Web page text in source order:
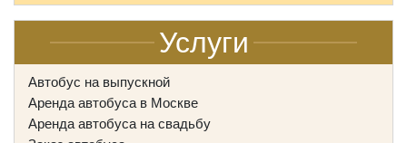
Услуги
Автобус на выпускной
Аренда автобуса в Москве
Аренда автобуса на свадьбу
Yutong ZK6128